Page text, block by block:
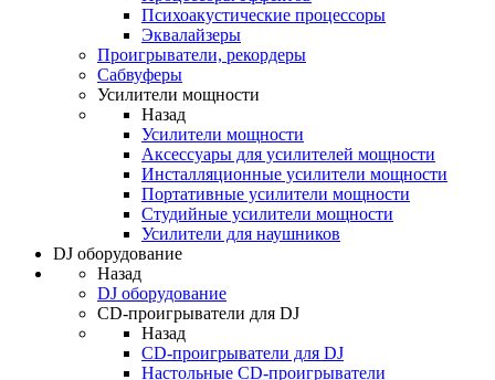
Психоакустические процессоры
Эквалайзеры
Проигрыватели, рекордеры
Сабвуферы
Усилители мощности
Назад
Усилители мощности
Аксессуары для усилителей мощности
Инсталляционные усилители мощности
Портативные усилители мощности
Студийные усилители мощности
Усилители для наушников
DJ оборудование
Назад
DJ оборудование
CD-проигрыватели для DJ
Назад
CD-проигрыватели для DJ
Настольные CD-проигрыватели